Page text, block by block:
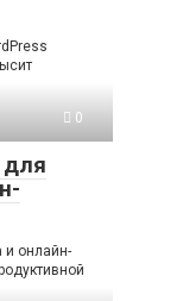
0
и онлайн-